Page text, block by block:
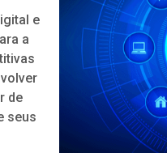
e
a
de
seus